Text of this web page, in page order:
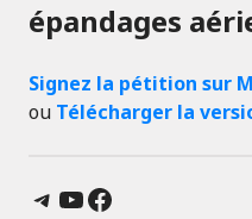
épandages
Signez la pétition sur
ou Télécharger la
Telegram
YouTube
Facebook